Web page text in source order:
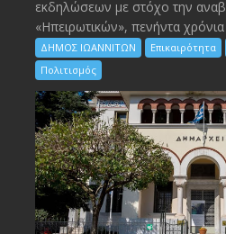
εκδηλώσεων με στόχο την
«Ηπειρωτικών», πενήντα χρόνια
ΔΗΜΟΣ ΙΩΑΝΝΙΤΩΝ Επικαιρότητα
Πολιτισμός